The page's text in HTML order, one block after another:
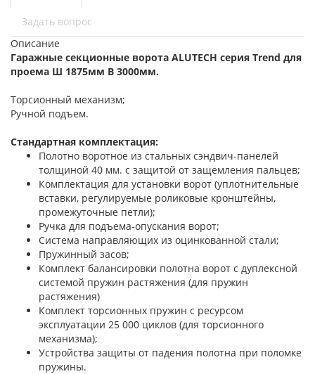
Задать вопрос
Описание
Гаражные секционные ворота ALUTECH серия Trend для
проема Ш 1875мм В 3000мм.
Торсионный механизм;
Ручной подъем.
Стандартная комплектация:
Полотно воротное из стальных сэндвич-панелей
толщиной 40 мм. с защитой от защемления пальцев;
Комплектация для установки ворот (уплотнительные
вставки, регулируемые роликовые кронштейны,
промежуточные петли);
Ручка для подъема-опускания ворот;
Система направляющих из оцинкованной стали;
Пружинный засов;
Комплект балансировки полотна ворот с дуплексной
системой пружин растяжения (для пружин
растяжения)
Комплект торсионных пружин с ресурсом
эксплуатации 25 000 циклов (для торсионного
механизма);
Устройства защиты от падения полотна при поломке
пружины.